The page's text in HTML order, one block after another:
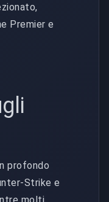
Premier e
profondo
Strike e